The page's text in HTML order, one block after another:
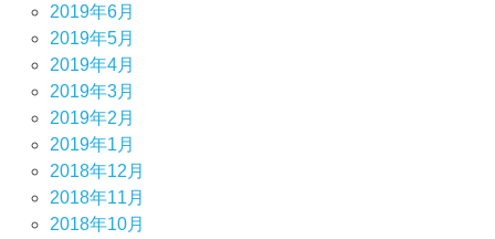
2019年6月
2019年5月
2019年4月
2019年3月
2019年2月
2019年1月
2018年12月
2018年11月
2018年10月